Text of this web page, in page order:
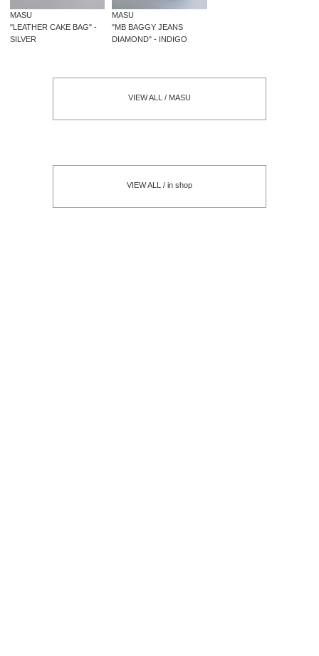
MASU
"LEATHER CAKE BAG" -
SILVER
MASU
"MB BAGGY JEANS
DIAMOND" - INDIGO
VIEW ALL / MASU
VIEW ALL / in shop